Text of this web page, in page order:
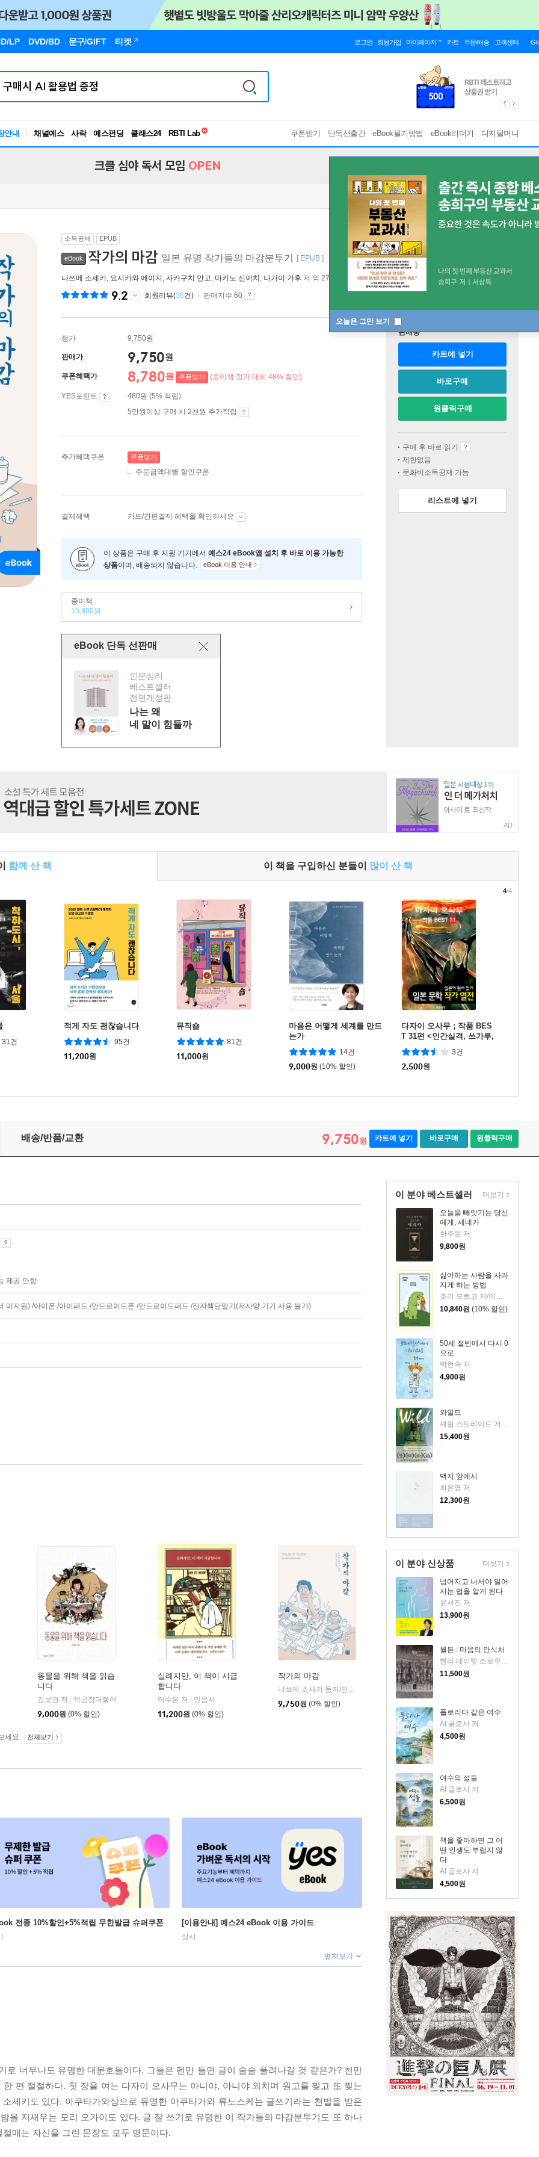
LP DVD/BD 문구/GIFT 티켓 로그인 회원가입 마이페이지 카트 주문/배송 고객센터
안내 채널예스 사락 예스펀딩 클래스24
독서유형검사
쿠폰받기 단독선출간 eBook필기방법 eBook리더기 디지털머니
오늘은 그만 보기
크클 심야 독서 모임 OPEN
소득공제 EPUB
eBook 작가의 마감 일본 유명 작가들의 마감분투기 [ EPUB ]
나쓰메 소세키 , 요시카와 에이지 , 사카구치 안고, 마키노 신이치 , 나가이 가후 저 외 27명 정은문고(신라애드) 2021년 03월 12일
9.2 회원리뷰(36건) 판매지수 60
정가 9,750원
판매가 9,750원
쿠폰혜택가 8,780원 쿠폰받기 (종이책 정가 대비 48% 할인)
YES포인트
480원 (5% 적립)
5만원이상 구매 시 2천원 추가적립
추가혜택쿠폰 쿠폰받기
주문금액대별 할인쿠폰
결제혜택 카드/간편결제 혜택을 확인하세요
이 상품은 구매 후 지원 기기에서 예스24 eBook앱 설치 후 바로 이용 가능한
상품이며, 배송되지 않습니다. eBook 이용 안내
종이책
15,300원
eBook 단독 선판매
인문심리
베스트셀러
전면개정판
나는 왜
네 말이 힘들까
판매중
카트에 넣기
바로구매
원클릭구매
구매 후 바로 읽기
제한없음
문화비소득공제 가능
리스트에 넣기
AD
함께 산 책 이 책을 구입하신 분들이 많이 산 책
31건
적게 자도 괜찮습니다
95건
11,200원
뮤직숍
81건
11,000원
마음은 어떻게 세계를 만드
는가
14건
9,000원 (10% 할인)
다자이 오사무 ; 작품 BES
T 31편 <인간실격, 쓰가루,
여학생 31편 - 일본어 문학
원서 읽기>
3건
2,500원
4/4
배송/반품/교환 9,750원 카트에 넣기 바로구매 원클릭구매
이 분야 베스트셀러
오늘을 빼앗기는 당신
에게, 세네카
한주원 저
9,800원
싫어하는 사람을 사라
지게 하는 방법
10,840원 (10% 할인)
50세 절반에서 다시 0
으로
박현숙 저
4,900원
와일드
셰릴 스트레이드 저/우진하 역
15,400원
백지 앞에서
최은영 저
12,300원
더보기
이 분야 신상품
넘어지고 나서야 일어
서는 법을 알게 된다
윤서진 저
13,900원
월든 : 마음의 안식처
헨리 데이빗 소로우 저/최주언 역/이지연 그림
11,500원
플로리다 같은 여수
AI 글로사 저
4,500원
여수의 섬들
AI 글로사 저
6,500원
책을 좋아하면 그 어
떤 인생도 부럽지 않
다
AI 글로사 저
4,500원
더보기
제공 안함
미지원) /아이폰 /아이패드 /안드로이드폰 /안드로이드패드 /전자책단말기(저사양 기기 사용 불가)
열린책들
동물을 위해 책을 읽습
니다
김보경 저 | 책공장더불어
9,000원 (0% 할인)
실례지만, 이 책이 시급
합니다
이수은 저 | 민음사
11,200원 (0% 할인)
작가의 마감
정은문고(신라애드)
9,750원 (0% 할인)
세요. 전체보기
전종 10%할인+5%적립 무한발급 슈퍼쿠폰 [이용안내] 예스24 eBook 이용 가이드
상시
펼쳐보기
로 너무나도 유명한 대문호들이다. 그들은 펜만 들면 글이 술술 풀려나갈 것 같은가? 천만
편 절절하다. 첫 장을 여는 다자이 오사무는 아니야, 아니야 외치며 원고를 찢고 또 찢는
세키도 있다. 아쿠타가와상으로 유명한 아쿠타가와 류노스케는 글쓰기라는 천벌을 받은
을 지새우는 모리 오가이도 있다. 글 잘 쓰기로 유명한 이 작가들의 마감분투기도 또 하나
매는 자신을 그린 문장도 모두 명문이다.